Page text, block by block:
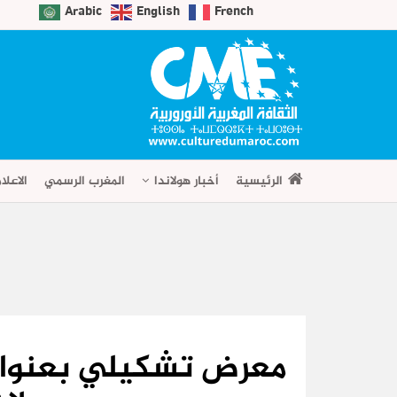
Arabic English French
الرئيسية أخبار هولاندا المغرب الرسمي
معرض تشكيلي